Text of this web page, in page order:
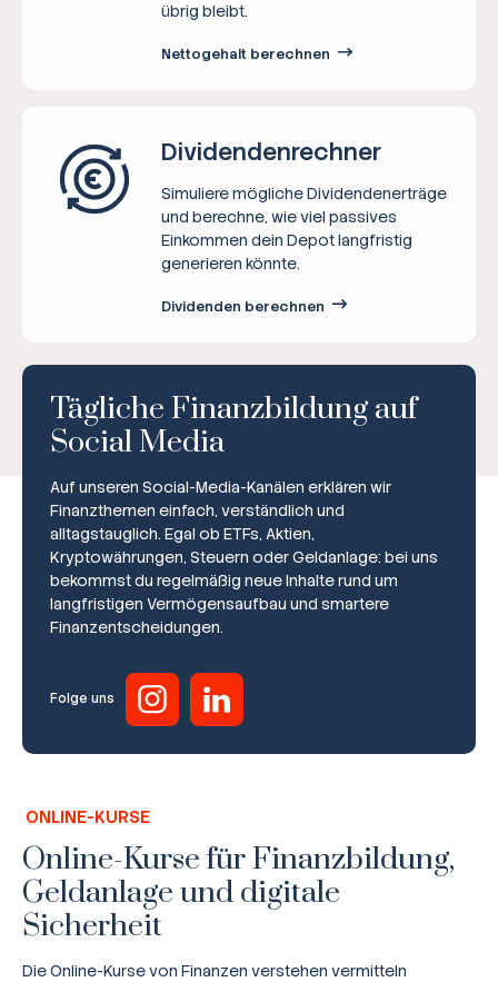
Broker-Vergleich
Ratgeber
Online Kurse
übrig bleibt.
Nettogehalt berechnen
Dividenden­rechner
Simuliere mögliche Dividendenerträge
und berechne, wie viel passives
Einkommen dein Depot langfristig
generieren könnte.
Dividenden berechnen
Tägliche Finanzbildung auf
Social Media
Auf unseren Social-Media-Kanälen erklären wir
Finanzthemen einfach, verständlich und
alltagstauglich. Egal ob ETFs, Aktien,
Kryptowährungen, Steuern oder Geldanlage: bei uns
bekommst du regelmäßig neue Inhalte rund um
langfristigen Vermögensaufbau und smartere
Finanzentscheidungen.
Folge uns
ONLINE-KURSE
Online-Kurse für Finanzbildung,
Geldanlage und digitale
Sicherheit
Die Online-Kurse von Finanzen verstehen vermitteln